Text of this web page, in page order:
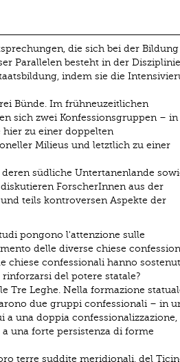
die sich bei der Bildung
Parallelen besteht in der
indem sie die
Bünde. Im frühneuzeitlichen
sich zwei Konfessionsgruppen – in
hier zu einer doppelten
Milieus und letztlich zu einer
südliche Untertanenlande
ForscherInnen aus der
teils kontroversen Aspekte der
pongono l'attenzione sulle
delle diverse chiese
chiese confessionali hanno
del potere statale?
Tre Leghe. Nella formazione
due gruppi confessionali – in
a una doppia confessionalizzazione,
una forte persistenza di forme
terre suddite meridionali, del